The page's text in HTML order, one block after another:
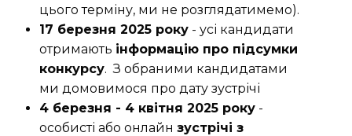
цього терміну, ми не розглядатимемо).
17 березня 2025 року - усі кандидати
отримають інформацію про підсумки
конкурсу. З обраними кандидатами
ми домовимося про дату зустрічі
4 березня - 4 квітня 2025 року -
особисті або онлайн зустрічі з